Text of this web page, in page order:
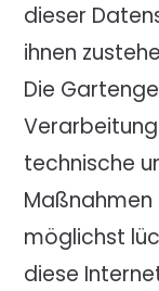
dieser
ihnen
Die
technische
möglichst
diese